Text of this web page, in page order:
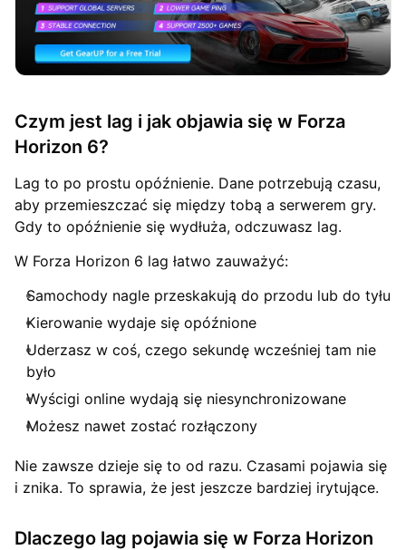
Czym jest lag i jak objawia się w Forza
Horizon 6?
Lag to po prostu opóźnienie. Dane potrzebują czasu,
aby przemieszczać się między tobą a serwerem gry.
Gdy to opóźnienie się wydłuża, odczuwasz lag.
W Forza Horizon 6 lag łatwo zauważyć:
Samochody nagle przeskakują do przodu lub do tyłu
Kierowanie wydaje się opóźnione
Uderzasz w coś, czego sekundę wcześniej tam nie
było
Wyścigi online wydają się niesynchronizowane
Możesz nawet zostać rozłączony
Nie zawsze dzieje się to od razu. Czasami pojawia się
i znika. To sprawia, że jest jeszcze bardziej irytujące.
Dlaczego lag pojawia się w Forza Horizon